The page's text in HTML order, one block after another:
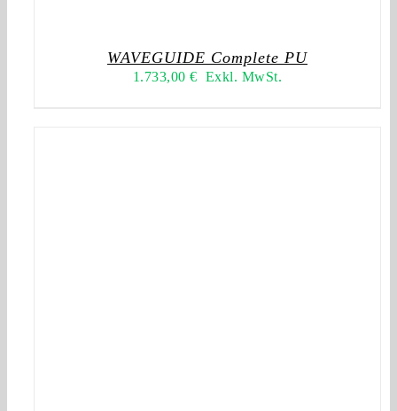
WAVEGUIDE Complete PU
1.733,00€ Exkl. MwSt.